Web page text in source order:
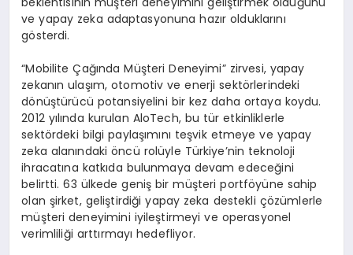
ve yapay zeka adaptasyonuna hazır olduklarını
gösterdi.
“Mobilite Çağında Müşteri Deneyimi” zirvesi, yapay
zekanın ulaşım, otomotiv ve enerji sektörlerindeki
dönüştürücü potansiyelini bir kez daha ortaya koydu.
2012 yılında kurulan AloTech, bu tür etkinliklerle
sektördeki bilgi paylaşımını teşvik etmeye ve yapay
zeka alanındaki öncü rolüyle Türkiye’nin teknoloji
ihracatına katkıda bulunmaya devam edeceğini
belirtti. 63 ülkede geniş bir müşteri portföyüne sahip
olan şirket, geliştirdiği yapay zeka destekli çözümlerle
müşteri deneyimini iyileştirmeyi ve operasyonel
verimliliği arttırmayı hedefliyor.